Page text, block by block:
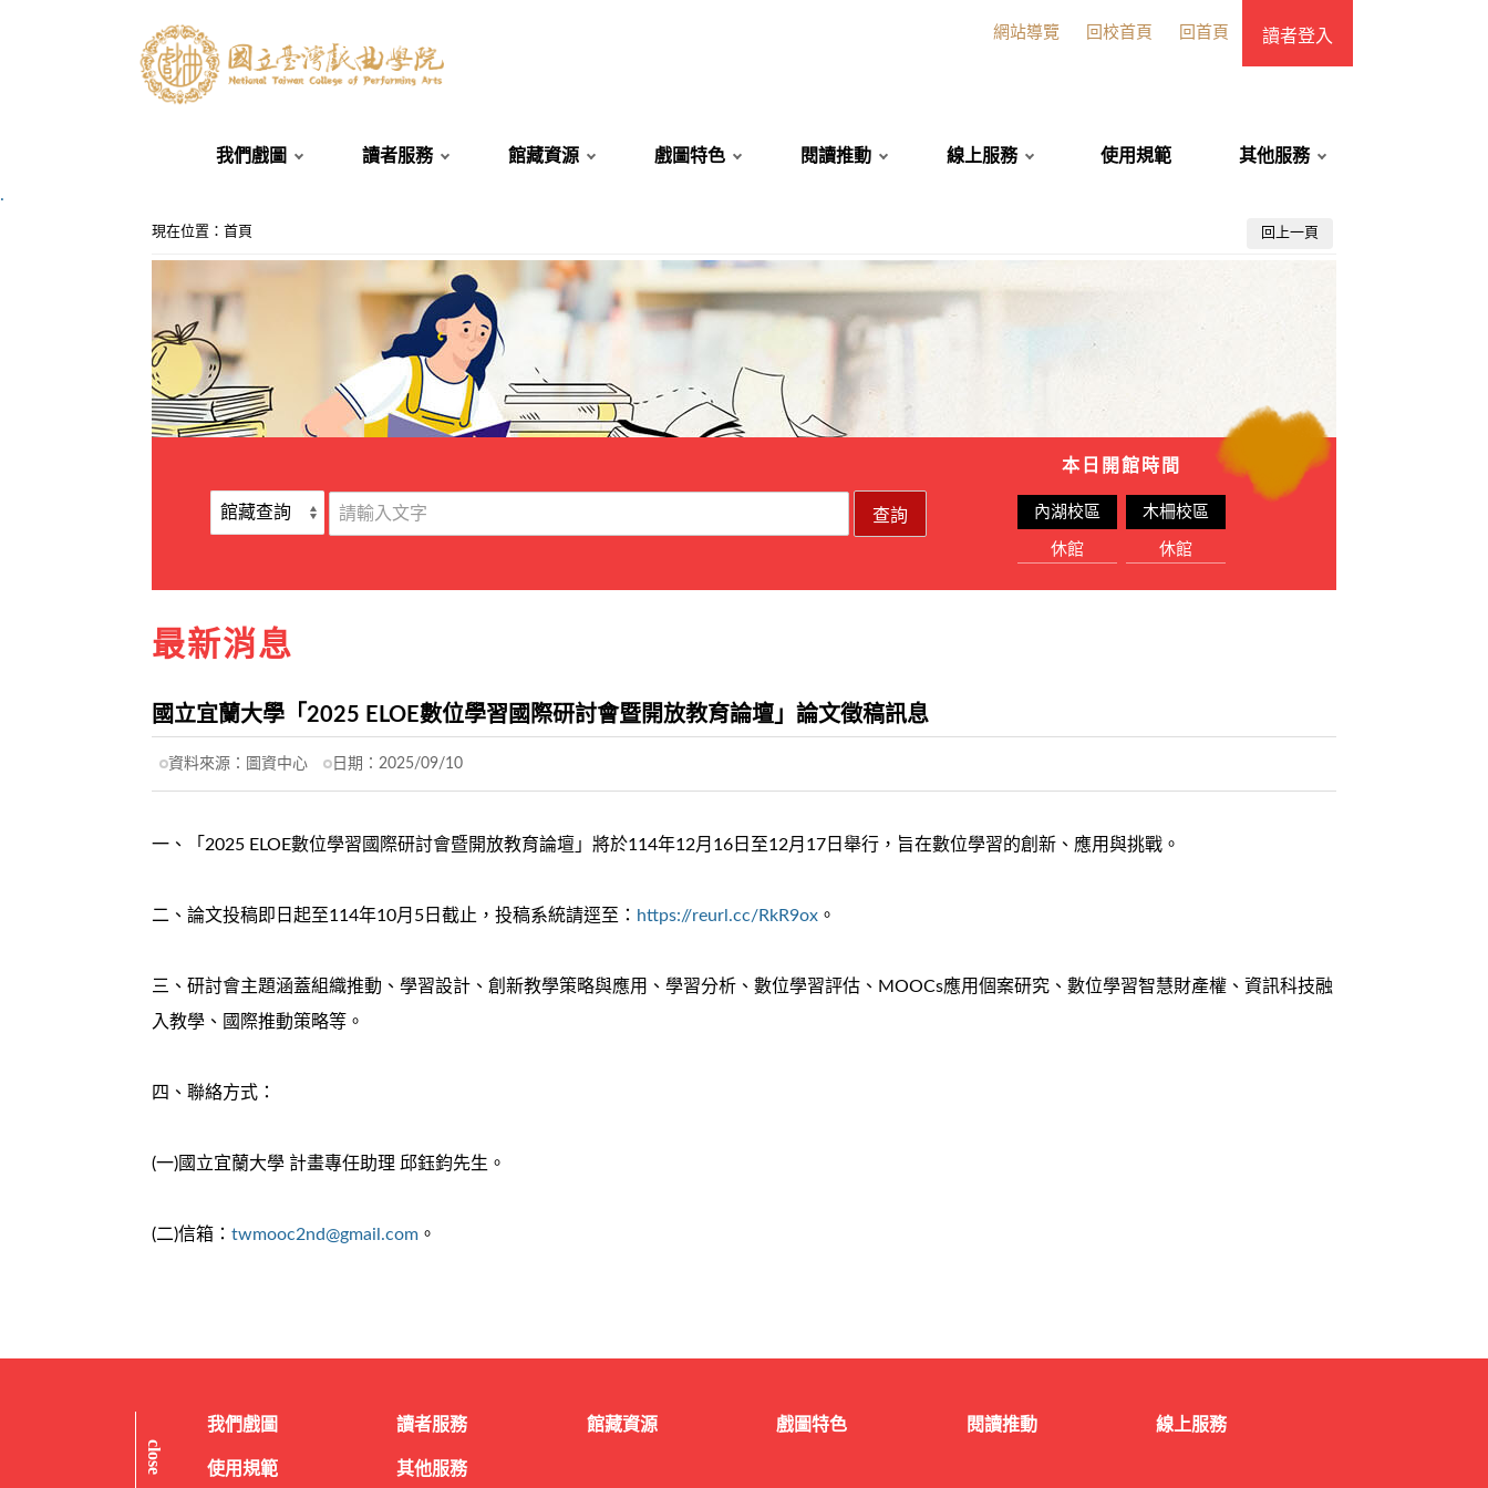
網站導覽 回校首頁 回首頁 讀者登入
我們戲圖 讀者服務 館藏資源 戲圖特色 閱讀推動 線上服務 使用規範 其他服務
.
現在位置 ： 首頁 回上一頁
本日開館時間
內湖校區
休館
木柵校區
休館
最新消息
國立宜蘭大學「2025 ELOE數位學習國際研討會暨開放教育論壇」論文徵稿訊息
資料來源： 圖資中心 日期： 2025/09/10
一、「2025 ELOE數位學習國際研討會暨開放教育論壇」將於114年12月16日至12月17日舉行，旨在數位學習的創新、應用與挑戰。
二、論文投稿即日起至114年10月5日截止，投稿系統請逕至： https://reurl.cc/RkR9ox 。
三、研討會主題涵蓋組織推動、學習設計、創新教學策略與應用、學習分析、數位學習評估、MOOCs應用個案研究、數位學習智慧財產權、資訊科技融
入教學、國際推動策略等。
四、聯絡方式：
(一)國立宜蘭大學 計畫專任助理 邱鈺鈞先生。
(二)信箱： twmooc2nd@gmail.com 。
close
我們戲圖 讀者服務 館藏資源 戲圖特色 閱讀推動 線上服務
使用規範 其他服務